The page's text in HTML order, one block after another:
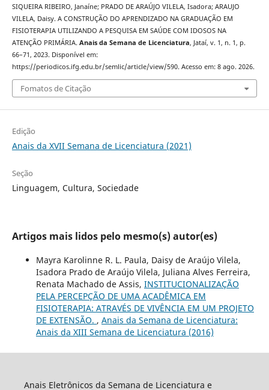
SIQUEIRA RIBEIRO, Janaíne; PRADO DE ARAÚJO VILELA, Isadora; ARAUJO
VILELA, Daisy. A CONSTRUÇÃO DO APRENDIZADO NA GRADUAÇÃO EM
FISIOTERAPIA UTILIZANDO A PESQUISA EM SAÚDE COM IDOSOS NA
ATENÇÃO PRIMÁRIA. Anais da Semana de Licenciatura, Jataí, v. 1, n. 1, p.
66–71, 2023. Disponível em:
https://periodicos.ifg.edu.br/semlic/article/view/590. Acesso em: 8 ago. 2026.
Fomatos de Citação
Edição
Anais da XVII Semana de Licenciatura (2021)
Seção
Linguagem, Cultura, Sociedade
Artigos mais lidos pelo mesmo(s) autor(es)
Mayra Karolinne R. L. Paula, Daisy de Araújo Vilela,
Isadora Prado de Araújo Vilela, Juliana Alves Ferreira,
Renata Machado de Assis, INSTITUCIONALIZAÇÃO
PELA PERCEPÇÃO DE UMA ACADÊMICA EM
FISIOTERAPIA: ATRAVÉS DE VIVÊNCIA EM UM PROJETO
DE EXTENSÃO. , Anais da Semana de Licenciatura:
Anais da XIII Semana de Licenciatura (2016)
Anais Eletrônicos da Semana de Licenciatura e